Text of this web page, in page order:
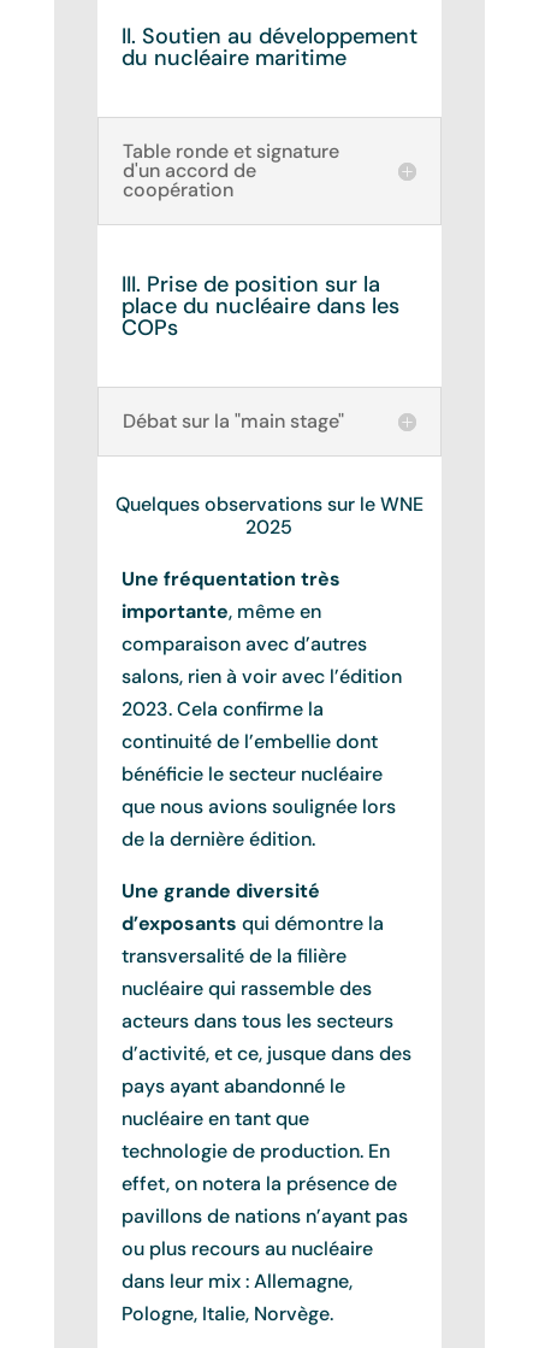
II. Soutien au développement
du nucléaire maritime
Table ronde et signature
d'un accord de
coopération
III. Prise de position sur la
place du nucléaire dans les
COPs
Débat sur la "main stage"
Quelques observations sur le WNE
2025
Une fréquentation très
importante, même en
comparaison avec d’autres
salons, rien à voir avec l’édition
2023. Cela confirme la
continuité de l’embellie dont
bénéficie le secteur nucléaire
que nous avions soulignée lors
de la dernière édition.
Une grande diversité
d’exposants qui démontre la
transversalité de la filière
nucléaire qui rassemble des
acteurs dans tous les secteurs
d’activité, et ce, jusque dans des
pays ayant abandonné le
nucléaire en tant que
technologie de production. En
effet, on notera la présence de
pavillons de nations n’ayant pas
ou plus recours au nucléaire
dans leur mix : Allemagne,
Pologne, Italie, Norvège.